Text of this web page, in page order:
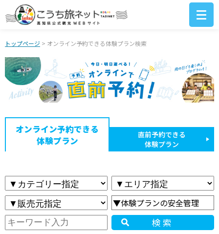
トップページ > オンライン予約できる体験プラン検索
オンライン予約できる
体験プラン
直前予約できる
体験プラン
▼体験プランの安全管理
検索